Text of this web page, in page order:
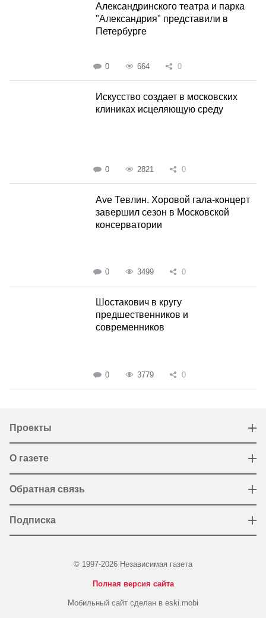
Александринского театра и парка
"Александрия" представили в
Петербурге
0 664 0
Искусство создает в московских
клиниках исцеляющую среду
0 2821 0
Ave Тевлин. Хоровой гала-концерт
завершил сезон в Московской
консерватории
0 3499 0
Шостакович в кругу
предшественников и
современников
0 3779 0
Проекты
О газете
Обратная связь
Подписка
© 1997-2026 Независимая газета
Полная версия сайта
Мобильный сайт сделан в eski.mobi